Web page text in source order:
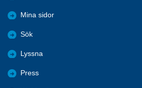
Mina sidor
Sök
Lyssna
Press